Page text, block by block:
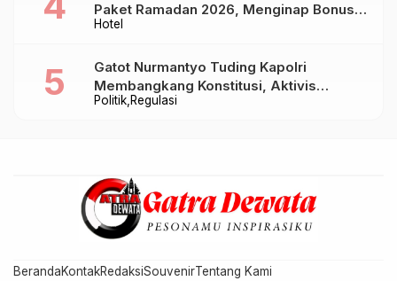
Hotel
Paket Ramadan 2026, Menginap Bonus
Takjil hingga Bukber Mulai Rp88.888
Politik Regulasi
Gatot Nurmantyo Tuding Kapolri
Membangkang Konstitusi, Aktivis
Tegaskan Polri Tak Punya Sejarah
BerandaKontakRedaksiSouvenirTentang Kami